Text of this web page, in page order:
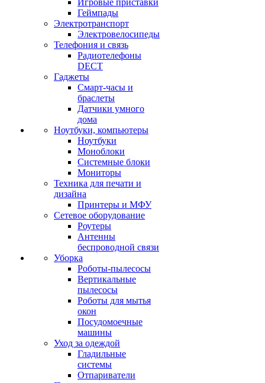
Игровые приставки
Геймпады
Электротранспорт
Электровелосипеды
Телефония и связь
Радиотелефоны
DECT
Гаджеты
Смарт-часы и
браслеты
Датчики умного
дома
Ноутбуки, компьютеры
Ноутбуки
Моноблоки
Системные блоки
Мониторы
Техника для печати и
дизайна
Принтеры и МФУ
Сетевое оборудование
Роутеры
Антенны
беспроводной связи
Уборка
Роботы-пылесосы
Вертикальные
пылесосы
Роботы для мытья
окон
Посудомоечные
машины
Уход за одеждой
Гладильные
системы
Отпариватели